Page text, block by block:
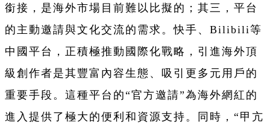
銜接，是海外市場目前難以比擬的；其三，平台
的主動邀請與文化交流的需求。快手、Bilibili等
中國平台，正積極推動國際化戰略，引進海外頂
級創作者是其豐富內容生態、吸引更多元用戶的
重要手段。這種平台的“官方邀請”為海外網紅的
進入提供了極大的便利和資源支持。同時，“甲亢